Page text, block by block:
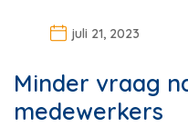
juli 21, 2023
Minder vraag
medewerkers